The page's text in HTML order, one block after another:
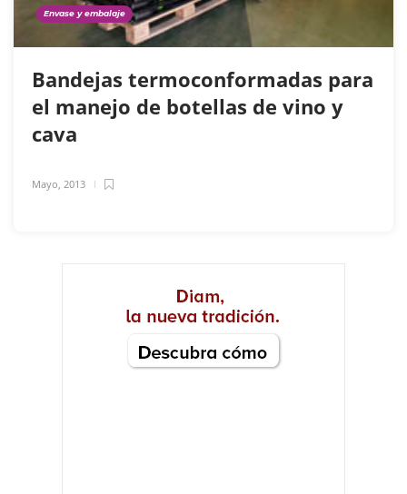
Envase y embalaje
Bandejas termoconformadas para
el manejo de botellas de vino y
cava
Mayo, 2013